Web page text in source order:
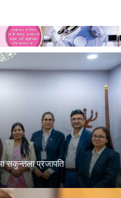
सकुन्तला प्रजापति